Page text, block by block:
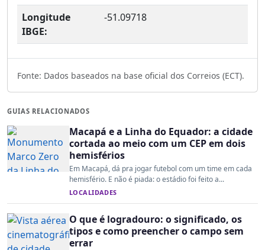
Longitude
IBGE:
-51.09718
Fonte: Dados baseados na base oficial dos Correios (ECT).
GUIAS RELACIONADOS
Macapá e a Linha do Equador: a cidade
cortada ao meio com um CEP em dois
hemisférios
Em Macapá, dá pra jogar futebol com um time em cada
hemisfério. E não é piada: o estádio foi feito a...
LOCALIDADES
O que é logradouro: o significado, os
tipos e como preencher o campo sem
errar